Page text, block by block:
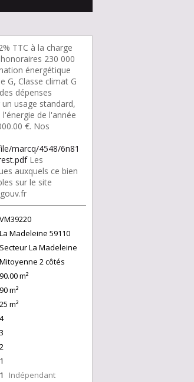
TTC à la charge
230 000
énergétique
G, Classe climat G
dépenses
usage standard,
de l'année
€. Nos
marcq/4548/6n81
Les
auxquels ce bien
sur le site
VM39220
La Madeleine 59110
Secteur La Madeleine
Mitoyenne 2 côtés
90.00m²
90m²
25 m²
4
3
2
1
1 Indépendant